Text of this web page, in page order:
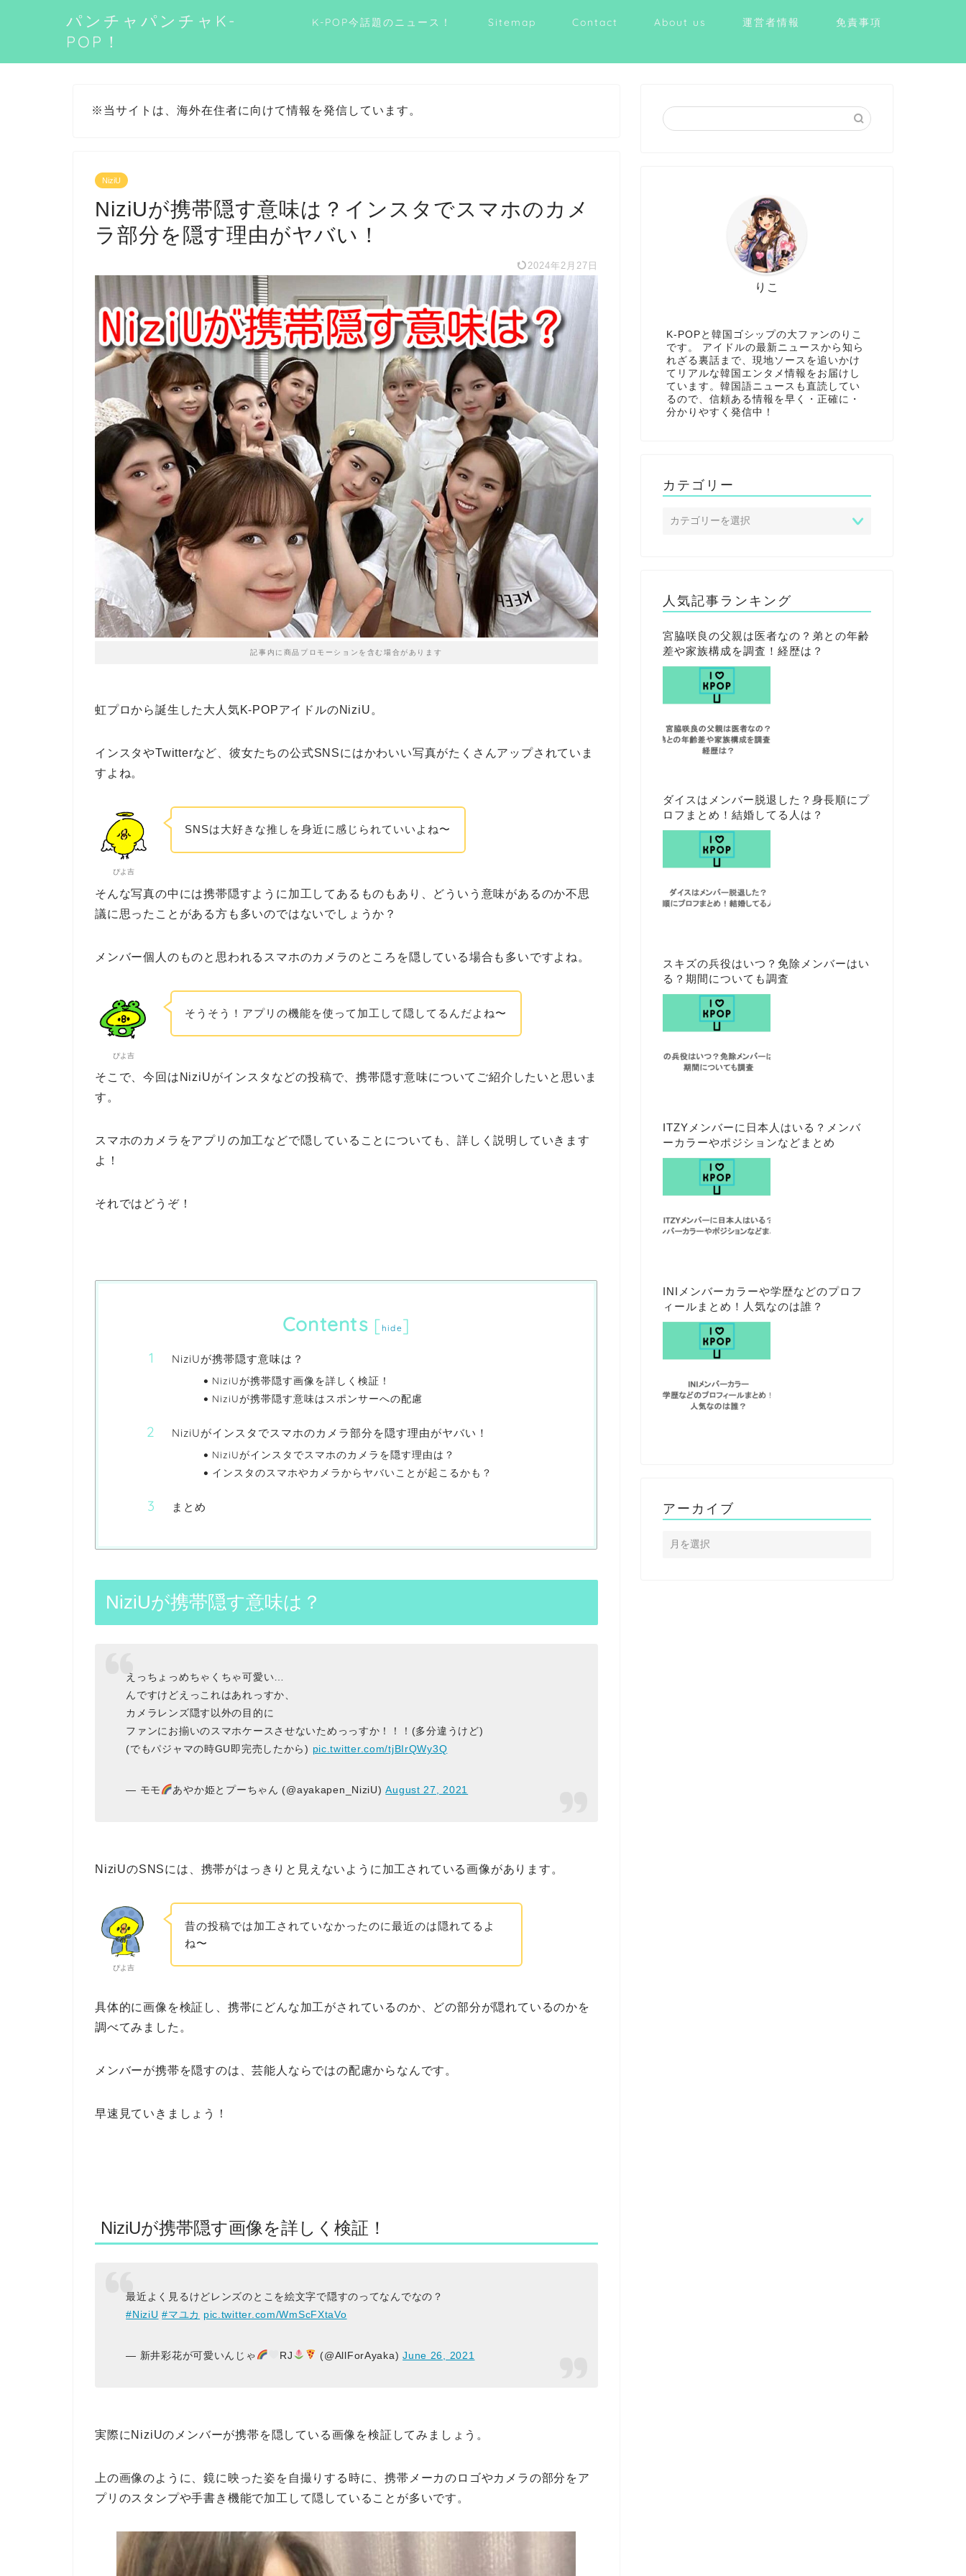
パンチャパンチャK-
POP！
K-POP今話題のニュース！ Sitemap Contact About us 運営者情報 免責事項
※当サイトは、海外在住者に向けて情報を発信しています。
NiziU
NiziUが携帯隠す意味は？インスタでスマホのカメ
ラ部分を隠す理由がヤバい！
2024年2月27日
記事内に商品プロモーションを含む場合があります
虹プロから誕生した大人気K-POPアイドルのNiziU。
インスタやTwitterなど、彼女たちの公式SNSにはかわいい写真がたくさんアップされていま
すよね。
ぴよ吉
SNSは大好きな推しを身近に感じられていいよね〜
そんな写真の中には携帯隠すように加工してあるものもあり、どういう意味があるのか不思
議に思ったことがある方も多いのではないでしょうか？
メンバー個人のものと思われるスマホのカメラのところを隠している場合も多いですよね。
ぴよ吉
そうそう！アプリの機能を使って加工して隠してるんだよね〜
そこで、今回はNiziUがインスタなどの投稿で、携帯隠す意味についてご紹介したいと思いま
す。
スマホのカメラをアプリの加工などで隠していることについても、詳しく説明していきます
よ！
それではどうぞ！
Contents [ hide]
NiziUが携帯隠す意味は？
NiziUが携帯隠す画像を詳しく検証！
NiziUが携帯隠す意味はスポンサーへの配慮
NiziUがインスタでスマホのカメラ部分を隠す理由がヤバい！
NiziUがインスタでスマホのカメラを隠す理由は？
インスタのスマホやカメラからヤバいことが起こるかも？
まとめ
NiziUが携帯隠す意味は？
えっちょっめちゃくちゃ可愛い…
んですけどえっこれはあれっすか、
カメラレンズ隠す以外の目的に
ファンにお揃いのスマホケースさせないためっっすか！！！(多分違うけど)
(でもパジャマの時GU即完売したから) pic.twitter.com/tjBIrQWy3Q
— モモ あやか姫とプーちゃん (@ayakapen_NiziU)August 27, 2021
NiziUのSNSには、携帯がはっきりと見えないように加工されている画像があります。
ぴよ吉
昔の投稿では加工されていなかったのに最近のは隠れてるよ
ね〜
具体的に画像を検証し、携帯にどんな加工がされているのか、どの部分が隠れているのかを
調べてみました。
メンバーが携帯を隠すのは、芸能人ならではの配慮からなんです。
早速見ていきましょう！
NiziUが携帯隠す画像を詳しく検証！
最近よく見るけどレンズのとこを絵文字で隠すのってなんでなの？
#NiziU #マユカ pic.twitter.com/WmScFXtaVo
— 新井彩花が可愛いんじゃ RJ (@AllForAyaka)June 26, 2021
実際にNiziUのメンバーが携帯を隠している画像を検証してみましょう。
上の画像のように、鏡に映った姿を自撮りする時に、携帯メーカのロゴやカメラの部分をア
プリのスタンプや手書き機能で加工して隠していることが多いです。
りこ
K-POPと韓国ゴシップの大ファンのりこ
です。 アイドルの最新ニュースから知ら
れざる裏話まで、現地ソースを追いかけ
てリアルな韓国エンタメ情報をお届けし
ています。韓国語ニュースも直読してい
るので、信頼ある情報を早く・正確に・
分かりやすく発信中！
カテゴリー
人気記事ランキング
宮脇咲良の父親は医者なの？弟との年齢
差や家族構成を調査！経歴は？
ダイスはメンバー脱退した？身長順にプ
ロフまとめ！結婚してる人は？
スキズの兵役はいつ？免除メンバーはい
る？期間についても調査
ITZYメンバーに日本人はいる？メンバ
ーカラーやポジションなどまとめ
INIメンバーカラーや学歴などのプロフ
ィールまとめ！人気なのは誰？
アーカイブ